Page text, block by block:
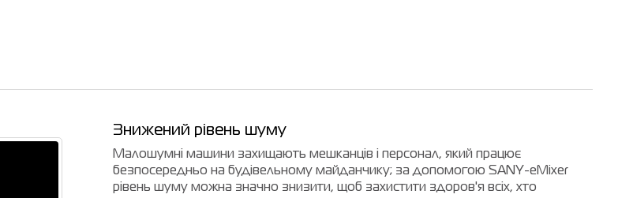
Знижений рівень шуму
Малошумні машини захищають мешканців і персонал, який працює
безпосередньо на будівельному майданчику; за допомогою SANY-eMixer
рівень шуму можна значно знизити, щоб захистити здоров'я всіх, хто